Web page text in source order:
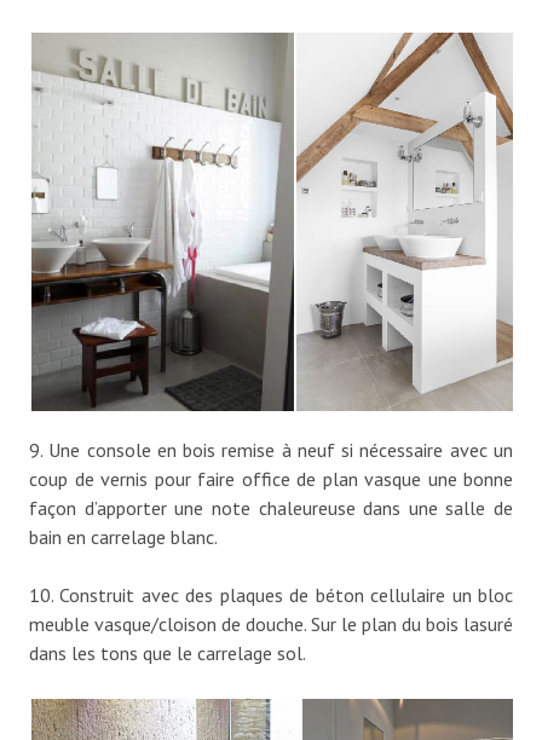
9. Une console en bois remise à neuf si nécessaire avec un
coup de vernis pour faire office de plan vasque une bonne
façon d’apporter une note chaleureuse dans une salle de
bain en carrelage blanc.
10. Construit avec des plaques de béton cellulaire un bloc
meuble vasque/cloison de douche. Sur le plan du bois lasuré
dans les tons que le carrelage sol.